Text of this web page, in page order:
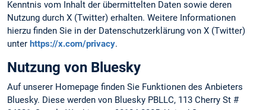
Kenntnis vom Inhalt der übermittelten Daten sowie deren
Nutzung durch X (Twitter) erhalten. Weitere Informationen
hierzu finden Sie in der Datenschutzerklärung von X (Twitter)
unter https://x.com/privacy.
Nutzung von Bluesky
Auf unserer Homepage finden Sie Funktionen des Anbieters
Bluesky. Diese werden von Bluesky PBLLC, 113 Cherry St #